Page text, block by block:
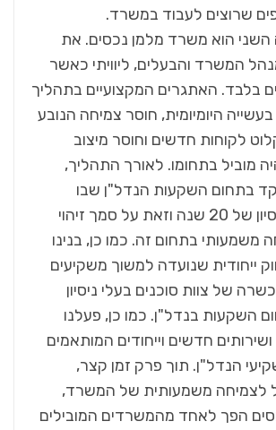
שרוצים לעבוד במשרד.
השני הוא משרד מלמן נכסים. את
המשרד והבעלים, ליוויתי כאשר
בלבד. האתגרים המקצועיים בתהליך
בעשייה היומיומית, חוסר צמיחה הנובע
לקוחות חדשים וחוסר מיצוב
מוביל בתחומו. לאורך התהליך,
בתחום השקעות הנדל"ן שבו
לישראל היה ניסיון של 20 שנה וזאת על סמך זיהוי
משמעותי בתחום זה. כמו כן, בנינו
ייחודית שנועדה למשוך משקיעים
של צוות סוכנים בעלי ניסיון
השקעות בנדל"ן. כמו כן, פעלנו
חדשים וייחודים המותאמים
הנדל"ן. תוך פרק זמן קצר,
לצמיחה משמעותית של המשרד,
הפך לאחד מהמשרדים המובילים